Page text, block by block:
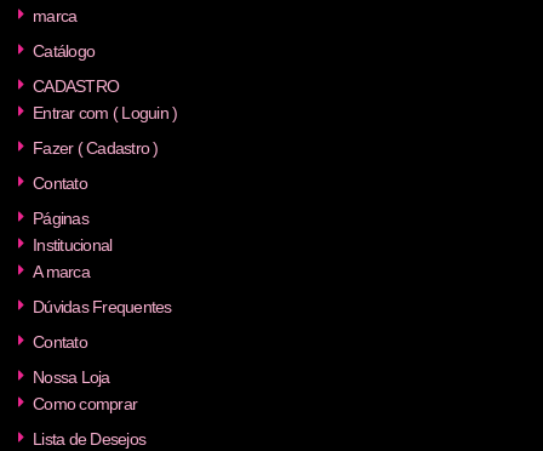
marca
Catálogo
CADASTRO
Entrar com ( Loguin )
Fazer ( Cadastro )
Contato
Páginas
Institucional
A marca
Dúvidas Frequentes
Contato
Nossa Loja
Como comprar
Lista de Desejos